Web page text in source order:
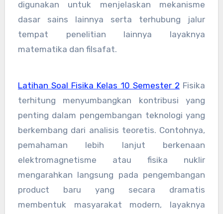
digunakan untuk menjelaskan mekanisme
dasar sains lainnya serta terhubung jalur
tempat penelitian lainnya layaknya
matematika dan filsafat.
Latihan Soal Fisika Kelas 10 Semester 2 Fisika
terhitung menyumbangkan kontribusi yang
penting dalam pengembangan teknologi yang
berkembang dari analisis teoretis. Contohnya,
pemahaman lebih lanjut berkenaan
elektromagnetisme atau fisika nuklir
mengarahkan langsung pada pengembangan
product baru yang secara dramatis
membentuk masyarakat modern, layaknya